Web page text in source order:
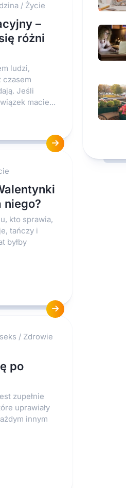
/ Życie
–
różni
ludzi,
czasem
Jeśli
macie...
niego?
kto sprawia,
tańczy i
byłby
/ Zdrowie
po
zupełnie
uprawiały
innym